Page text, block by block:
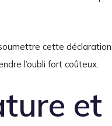
cette
l’oubli fort coûteux.